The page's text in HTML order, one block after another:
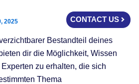
CONTACT US
2025
Bestandteil deines
dir die Möglichkeit, Wissen
zu erhalten, die sich
Thema